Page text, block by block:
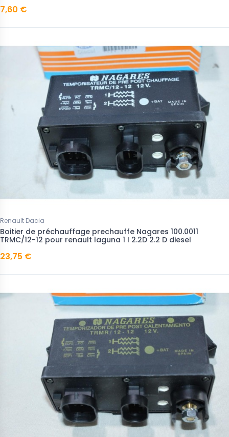
7,60 €
Renault Dacia
Boitier de préchauffage prechauffe Nagares 100.0011
TRMC/12-12 pour renault laguna 1 I 2.2D 2.2 D diesel
23,75 €